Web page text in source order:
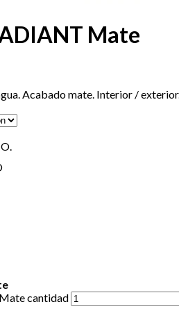
Mate
Acabado mate. Interior /
cantidad